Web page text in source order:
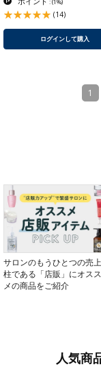
(14)
ログインして購入
1
サロンのもうひとつの売上
柱である「店販」にオスス
メの商品をご紹介
人気商